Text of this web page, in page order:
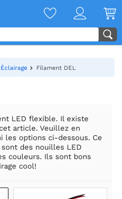
Éclairage Filament DEL
LED flexible. Il existe
article. Veuillez en
les options ci-dessous. Ce
des nouilles LED
couleurs. Ils sont bons
cool!